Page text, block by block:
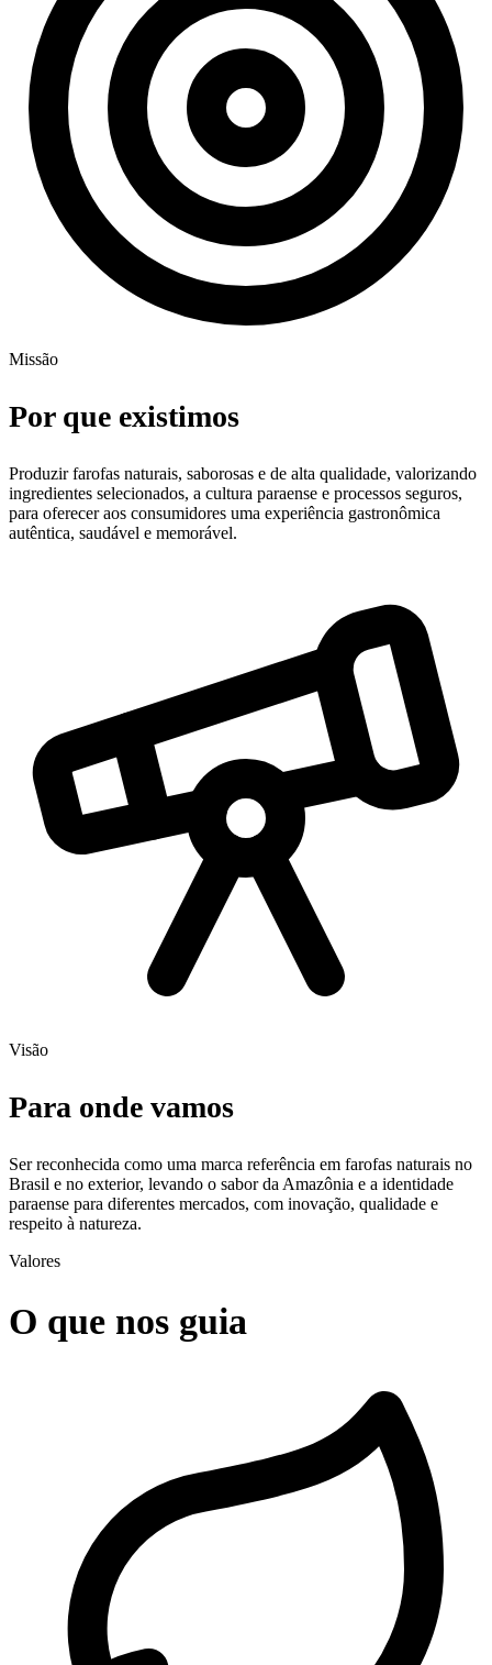
Missão
Por que existimos
Produzir farofas naturais, saborosas e de alta qualidade, valorizando
ingredientes selecionados, a cultura paraense e processos seguros,
para oferecer aos consumidores uma experiência gastronômica
autêntica, saudável e memorável.
Visão
Para onde vamos
Ser reconhecida como uma marca referência em farofas naturais no
Brasil e no exterior, levando o sabor da Amazônia e a identidade
paraense para diferentes mercados, com inovação, qualidade e
respeito à natureza.
Valores
O que nos guia